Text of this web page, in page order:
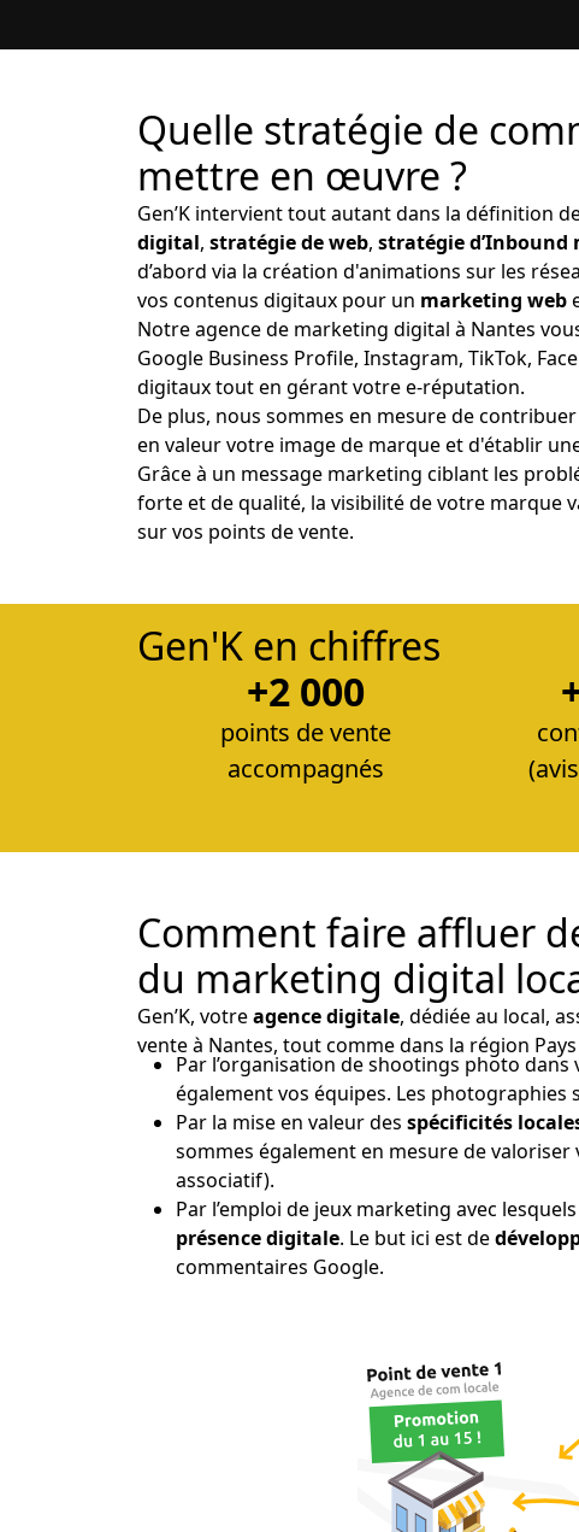
Quelle stratégie de
mettre en œuvre ?
Gen’K intervient tout autant dans la définition
digital, stratégie de web, stratégie d’Inbound
d’abord via la création d'animations sur les
vos contenus digitaux pour un marketing web
Notre agence de marketing digital à Nantes
Google Business Profile, Instagram, TikTok,
digitaux tout en gérant votre e-réputation.
De plus, nous sommes en mesure de
en valeur votre image de marque et d'établir
Grâce à un message marketing ciblant les
forte et de qualité, la visibilité de votre marque
sur vos points de vente.
Gen'K en chiffres
+2 000
points de vente
accompagnés
Comment faire affluer
du marketing digital
Gen’K, votreagence digitale, dédiée au local,
vente à Nantes, tout comme dans la région
Par l’organisation de shootings photo
également vos équipes. Les
Par la mise en valeur des spécificités
sommes également en mesure de
associatif).
Par l’emploi de jeux marketing avec
présence digitale. Le but ici est de
commentaires Google.